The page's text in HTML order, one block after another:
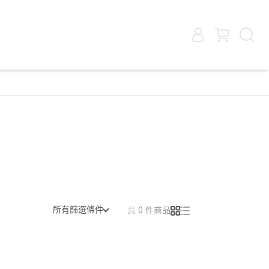
所有篩選條件 共 0 件商品